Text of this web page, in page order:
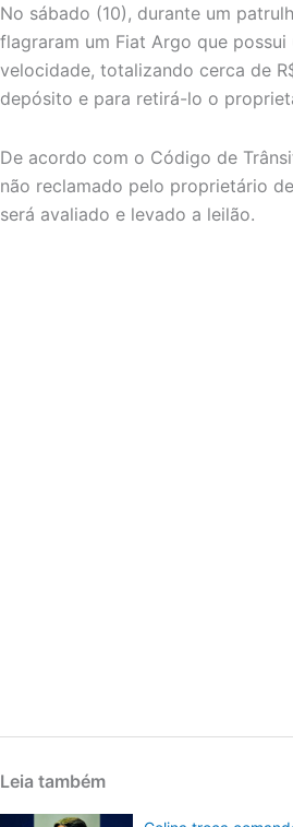
No sábado (10), durante um
flagraram um Fiat Argo que
velocidade, totalizando cerca de
depósito e para retirá-lo o
De acordo com o Código de
não reclamado pelo proprietário
será avaliado e levado a leilão.
Leia também